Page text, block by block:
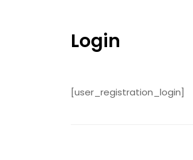
Login
[user_registration_login]